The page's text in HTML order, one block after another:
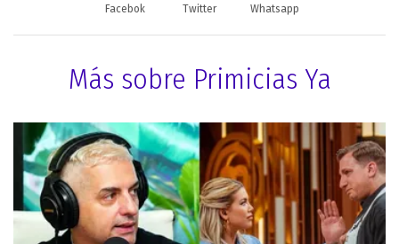
Facebok Twitter Whatsapp
Más sobre Primicias Ya